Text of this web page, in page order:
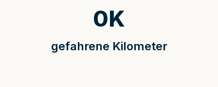
gefahrene Kilometer
0K